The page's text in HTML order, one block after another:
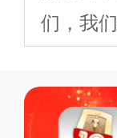
们，我
标、
复制、